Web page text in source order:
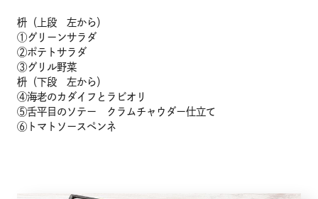
お知らせ
枡（上段 左から）
①グリーンサラダ
②ポテトサラダ
③グリル野菜
枡（下段 左から）
④海老のカダイフとラビオリ
⑤舌平目のソテー クラムチャウダー仕立て
⑥トマトソースペンネ